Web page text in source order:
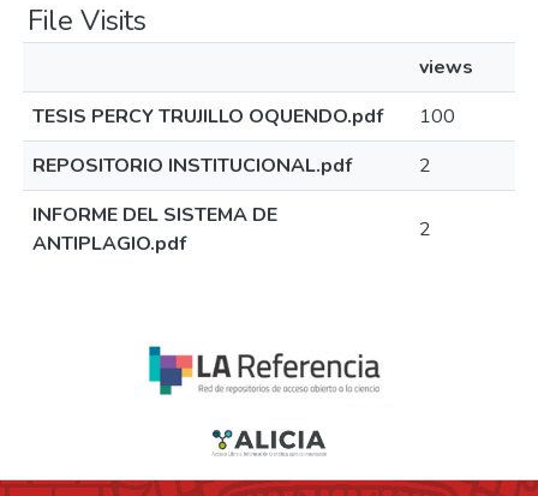
File Visits
views
TESIS PERCY TRUJILLO OQUENDO.pdf
100
REPOSITORIO INSTITUCIONAL.pdf
2
INFORME DEL SISTEMA DE
ANTIPLAGIO.pdf
2